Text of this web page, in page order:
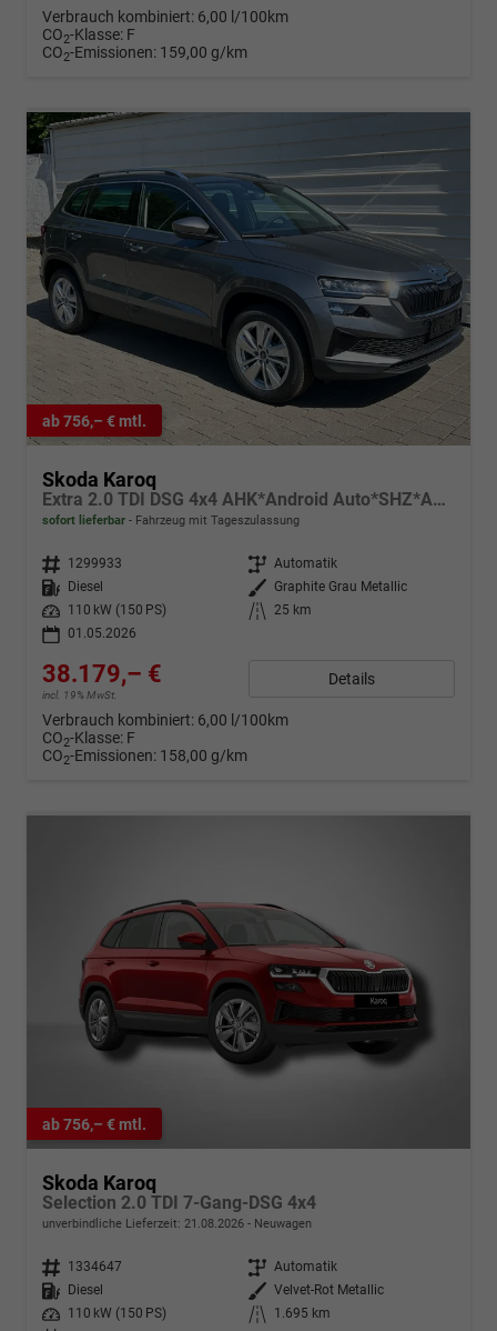
Verbrauch kombiniert: 6,00 l/100km
CO2-Klasse: F
CO2-Emissionen: 159,00 g/km
ab 756,– € mtl.
Skoda Karoq
Extra 2.0 TDI DSG 4x4 AHK*Android Auto*SHZ*ACC*Keyless*Kamera*17" LM* 2Z Klimaauto*SUNSET
sofort lieferbar Fahrzeug mit Tageszulassung
Fahrzeugnr. 1299933 Getriebe Automatik
Kraftstoff
Diesel Außenfarbe
Graphite Grau Metallic
Leistung
110 kW (150 PS) Kilometerstand
25 km
01.05.2026
38.179,– €
incl. 19% MwSt.
Details
Verbrauch kombiniert: 6,00 l/100km
CO2-Klasse: F
CO2-Emissionen: 158,00 g/km
ab 756,– € mtl.
Skoda Karoq
Selection 2.0 TDI 7-Gang-DSG 4x4
unverbindliche Lieferzeit: 21.08.2026 Neuwagen
Fahrzeugnr. 1334647 Getriebe Automatik
Kraftstoff
Diesel Außenfarbe Velvet-Rot Metallic
Leistung
110 kW (150 PS) Kilometerstand
1.695 km